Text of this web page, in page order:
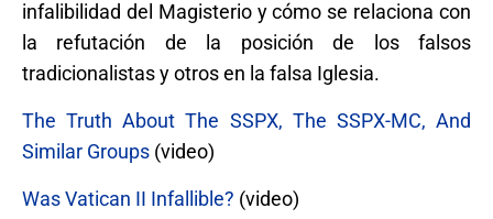
infalibilidad del Magisterio y cómo se relaciona con
la refutación de la posición de los falsos
tradicionalistas y otros en la falsa Iglesia.
The Truth About The SSPX, The SSPX-MC, And
Similar Groups (video)
Was Vatican II Infallible? (video)